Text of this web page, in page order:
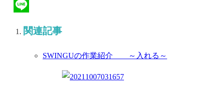
Hatena
関連記事
SWINGUの作業紹介 ～入れる～